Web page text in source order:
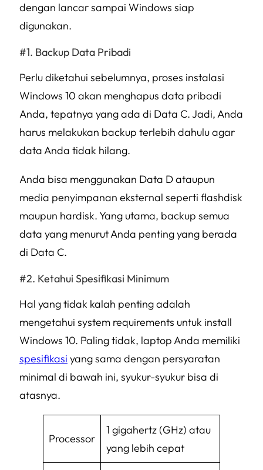
dengan lancar sampai Windows siap
digunakan.
Backup Data Pribadi
Perlu diketahui sebelumnya, proses instalasi
Windows 10 akan menghapus data pribadi
Anda, tepatnya yang ada di Data C. Jadi, Anda
harus melakukan backup terlebih dahulu agar
data Anda tidak hilang.
Anda bisa menggunakan Data D ataupun
media penyimpanan eksternal seperti flashdisk
maupun hardisk. Yang utama, backup semua
data yang menurut Anda penting yang berada
di Data C.
Ketahui Spesifikasi Minimum
Hal yang tidak kalah penting adalah
mengetahui system requirements untuk install
Windows 10. Paling tidak, laptop Anda memiliki
spesifikasi yang sama dengan persyaratan
minimal di bawah ini, syukur-syukur bisa di
atasnya.
Processor
1 gigahertz (GHz) atau
yang lebih cepat